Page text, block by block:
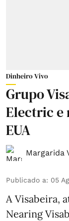
Dinheiro Vivo
Grupo
Electric e
EUA
Margarida
Publicado a: 05
A Visabeira,
Nearing